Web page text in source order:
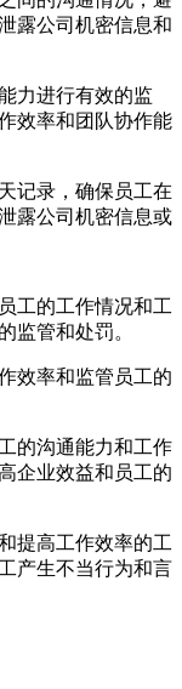
露公司机密信息和
力进行有效的监
效率和团队协作能
记录，确保员工在
露公司机密信息或
工的工作情况和工
监管和处罚。
效率和监管员工的
的沟通能力和工作
企业效益和员工的
提高工作效率的工
产生不当行为和言